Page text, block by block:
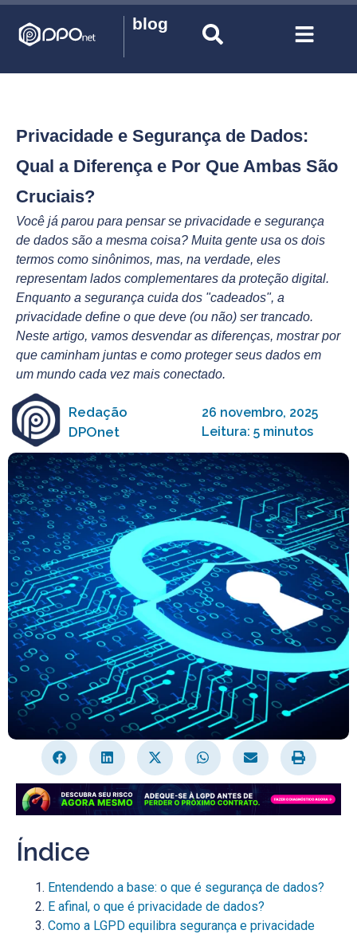
blog
Privacidade e Segurança de Dados:
Qual a Diferença e Por Que Ambas São
Cruciais?
Você já parou para pensar se privacidade e segurança
de dados são a mesma coisa? Muita gente usa os dois
termos como sinônimos, mas, na verdade, eles
representam lados complementares da proteção digital.
Enquanto a segurança cuida dos "cadeados", a
privacidade define o que deve (ou não) ser trancado.
Neste artigo, vamos desvendar as diferenças, mostrar por
que caminham juntas e como proteger seus dados em
um mundo cada vez mais conectado.
Redação
DPOnet
26 novembro, 2025
Leitura: 5 minutos
Índice
Entendendo a base: o que é segurança de dados?
E afinal, o que é privacidade de dados?
Como a LGPD equilibra segurança e privacidade